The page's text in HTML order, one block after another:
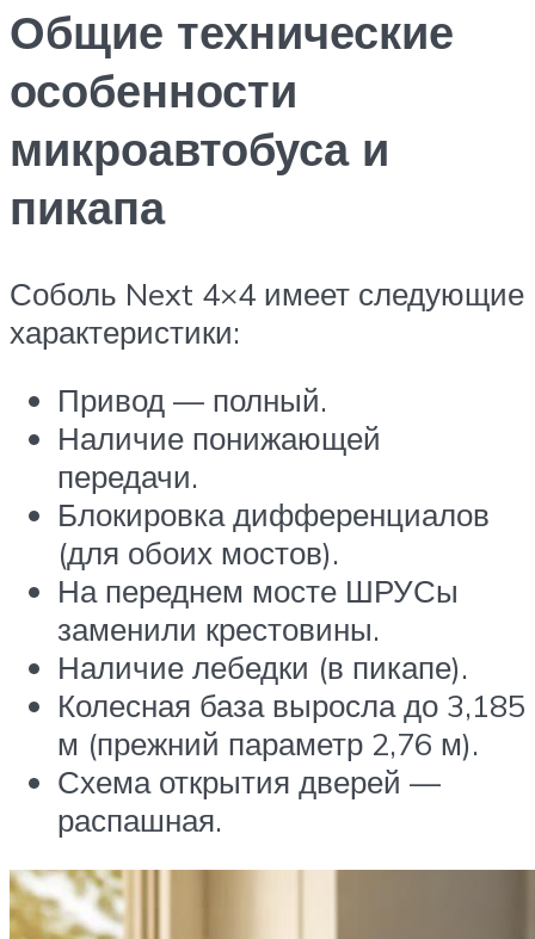
Общие технические
особенности
микроавтобуса и
пикапа
Соболь Next 4×4 имеет следующие
характеристики:
Привод — полный.
Наличие понижающей
передачи.
Блокировка дифференциалов
(для обоих мостов).
На переднем мосте ШРУСы
заменили крестовины.
Наличие лебедки (в пикапе).
Колесная база выросла до 3,185
м (прежний параметр 2,76 м).
Схема открытия дверей —
распашная.